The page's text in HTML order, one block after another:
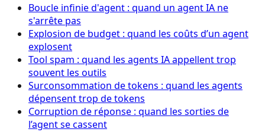
Boucle infinie d'agent : quand un agent IA ne
s'arrête pas
Explosion de budget : quand les coûts d’un agent
explosent
Tool spam : quand les agents IA appellent trop
souvent les outils
Surconsommation de tokens : quand les agents
dépensent trop de tokens
Corruption de réponse : quand les sorties de
l’agent se cassent